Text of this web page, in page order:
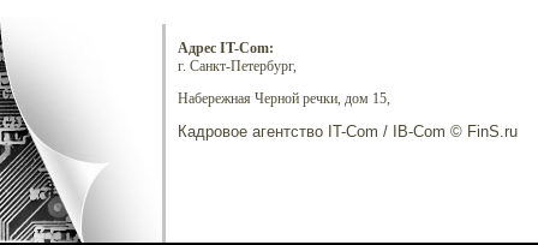
Адрес IT-Com:
г. Санкт-Петербург,
Набережная Черной речки, дом 15,
Кадровое агентство IT-Com / IB-Com © FinS.ru